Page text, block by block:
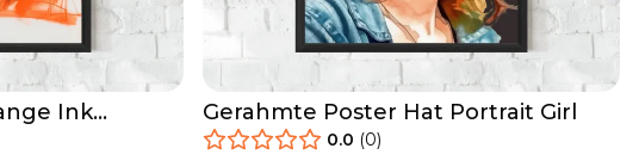
Ink
Gerahmte Poster Hat Portrait Girl
0.0 (0)
Ab 49.90 € 29.90